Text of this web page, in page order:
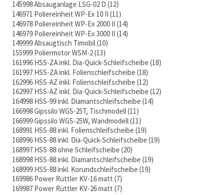
145998 Absauganlage LSG-02 D 12
146971 Poliereinheit WP-Ex 10 II 11
146978 Poliereinheit WP-Ex 2000 II 14
146979 Poliereinheit WP-Ex 3000 II 14
149999 Absaugtisch Timobil 10
155999 Poliermotor WSM-2 13
161996 HSS-ZA inkl. Dia-Quick-Schleifscheibe 18
161997 HSS-ZA inkl. Folienschleifscheibe 18
162996 HSS-AZ inkl. Folienschleifscheibe 12
162997 HSS-AZ inkl. Dia-Quick-Schleifscheibe 12
164998 HSS-99 inkl. Diamantschleifscheibe 14
166998 Gipssilo WGS-25T, Tischmodell 11
166999 Gipssilo WGS-25W, Wandmodell 11
168991 HSS-88 inkl. Folienschleifscheibe 19
168996 HSS-88 inkl. Dia-Quick-Schleifscheibe 19
168997 HSS-88 ohne Schleifscheibe 20
168998 HSS-88 inkl. Diamantschleifscheibe 19
168999 HSS-88 inkl. Korundschleifscheibe 19
169986 Power Rüttler KV-16 matt 7
169987 Power Rüttler KV-26 matt 7